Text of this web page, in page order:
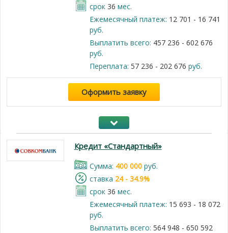
срок 36 мес.
Ежемесячный платеж: 12 701 - 16 741
руб.
Выплатить всего: 457 236 - 602 676
руб.
Переплата: 57 236 - 202 676 руб.
Оформить заявку
Кредит «Стандартный»
Cумма: 400 000руб.
cтавка 24 - 34.9%
срок 36 мес.
Ежемесячный платеж: 15 693 - 18 072
руб.
Выплатить всего: 564 948 - 650 592